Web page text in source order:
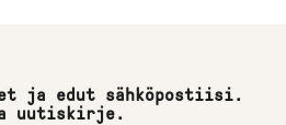
ja edut sähköpostiisi.
uutiskirje.